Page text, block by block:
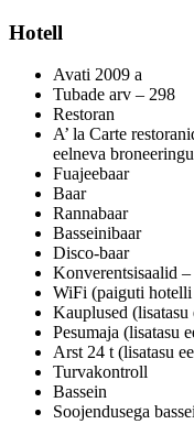
Hotell
Avati 2009 a
Tubade arv – 298
Restoran
A’ la Carte
eelneva
Fuajeebaar
Baar
Rannabaar
Basseinibaar
Disco-baar
Konverentsisaalid –
WiFi (paiguti
Kauplused (lisatasu
Pesumaja (lisatasu
Arst 24 t (lisatasu
Turvakontroll
Bassein
Soojendusega